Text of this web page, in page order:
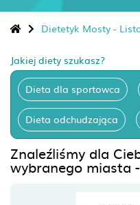
Dietetyk Mosty -
Jakiej diety szukasz?
Dieta dla sportowca
Dieta odchudzająca
Znaleźliśmy dla
wybranego miasta